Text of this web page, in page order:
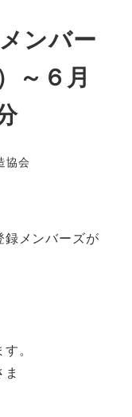
ンバー
～６月
協会
録メンバーズが
。